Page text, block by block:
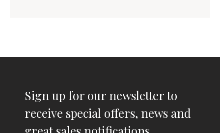
Sign up for our newsletter to
receive special offers, news and